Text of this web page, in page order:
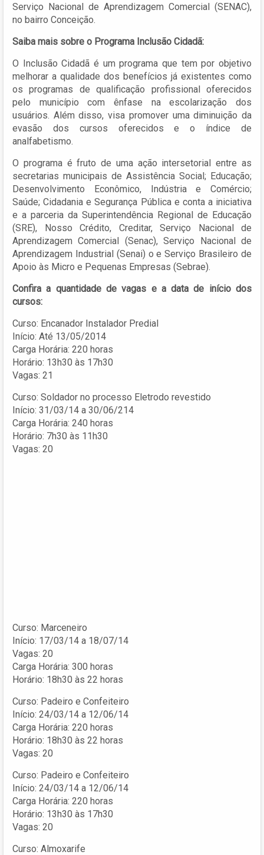
Serviço Nacional de Aprendizagem Comercial (SENAC),
no bairro Conceição.
Saiba mais sobre o Programa Inclusão Cidadã:
O Inclusão Cidadã é um programa que tem por objetivo
melhorar a qualidade dos benefícios já existentes como
os programas de qualificação profissional oferecidos
pelo município com ênfase na escolarização dos
usuários. Além disso, visa promover uma diminuição da
evasão dos cursos oferecidos e o índice de
analfabetismo.
O programa é fruto de uma ação intersetorial entre as
secretarias municipais de Assistência Social; Educação;
Desenvolvimento Econômico, Indústria e Comércio;
Saúde; Cidadania e Segurança Pública e conta a iniciativa
e a parceria da Superintendência Regional de Educação
(SRE), Nosso Crédito, Creditar, Serviço Nacional de
Aprendizagem Comercial (Senac), Serviço Nacional de
Aprendizagem Industrial (Senai) o e Serviço Brasileiro de
Apoio às Micro e Pequenas Empresas (Sebrae).
Confira a quantidade de vagas e a data de início dos
cursos:
Curso: Encanador Instalador Predial
Início: Até 13/05/2014
Carga Horária: 220 horas
Horário: 13h30 às 17h30
Vagas: 21
Curso: Soldador no processo Eletrodo revestido
Início: 31/03/14 a 30/06/214
Carga Horária: 240 horas
Horário: 7h30 às 11h30
Vagas: 20
Curso: Marceneiro
Início: 17/03/14 a 18/07/14
Vagas: 20
Carga Horária: 300 horas
Horário: 18h30 às 22 horas
Curso: Padeiro e Confeiteiro
Início: 24/03/14 a 12/06/14
Carga Horária: 220 horas
Horário: 18h30 às 22 horas
Vagas: 20
Curso: Padeiro e Confeiteiro
Início: 24/03/14 a 12/06/14
Carga Horária: 220 horas
Horário: 13h30 às 17h30
Vagas: 20
Curso: Almoxarife